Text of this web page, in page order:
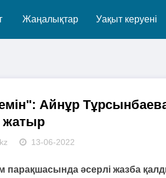
Жаңалықтар Уақыт керуені
Айнұр
жатыр
13-06-2022
парақшасында әсерлі жазба